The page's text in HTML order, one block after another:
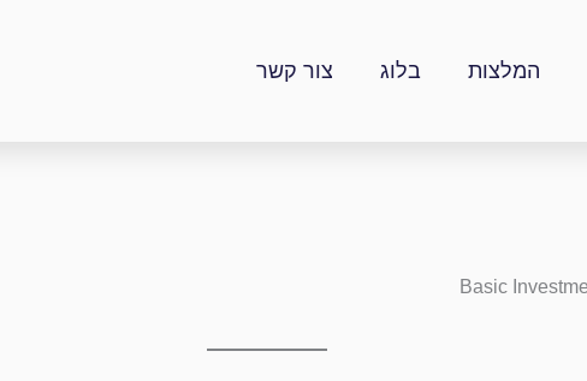
המלצות בלוג צור קשר
Basic